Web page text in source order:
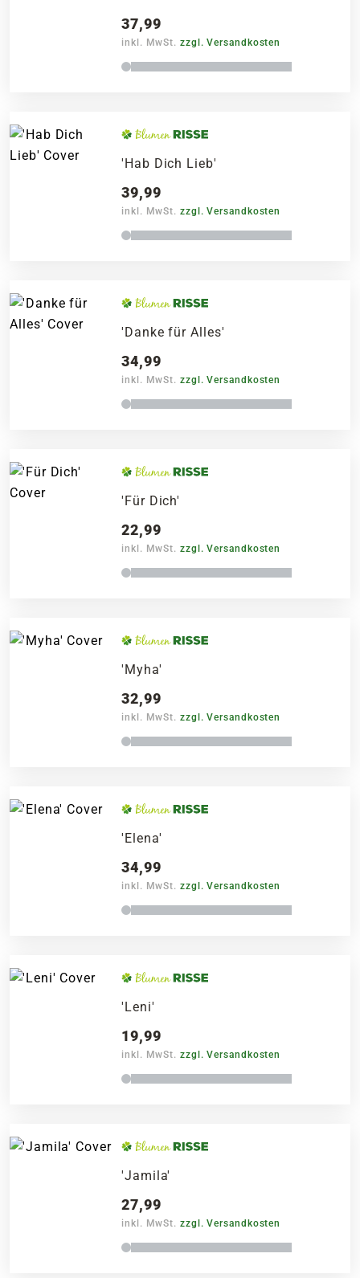
37,99
inkl. MwSt. zzgl. Versandkosten
'Hab Dich Lieb'
39,99
inkl. MwSt. zzgl. Versandkosten
'Danke für Alles'
34,99
inkl. MwSt. zzgl. Versandkosten
'Für Dich'
22,99
inkl. MwSt. zzgl. Versandkosten
'Myha'
32,99
inkl. MwSt. zzgl. Versandkosten
'Elena'
34,99
inkl. MwSt. zzgl. Versandkosten
'Leni'
19,99
inkl. MwSt. zzgl. Versandkosten
'Jamila'
27,99
inkl. MwSt. zzgl. Versandkosten